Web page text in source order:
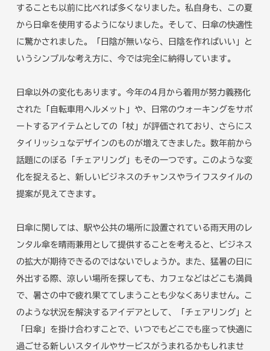
することも以前に比べれば多くなりました。私自身も、この夏
から日傘を使用するようになりました。そして、日傘の快適性
に驚かされました。「日陰が無いなら、日陰を作ればいい」と
いうシンプルな考え方に、今では完全に納得しています。
日傘以外の変化もあります。今年の4月から着用が努力義務化
された「自転車用ヘルメット」や、日常のウォーキングをサポ
ートするアイテムとしての「杖」が評価されており、さらにス
タイリッシュなデザインのものが増えてきました。数年前から
話題にのぼる「チェアリング」もその一つです。このような変
化を捉えると、新しいビジネスのチャンスやライフスタイルの
提案が見えてきます。
日傘に関しては、駅や公共の場所に設置されている雨天用のレ
ンタル傘を晴雨兼用として提供することを考えると、ビジネス
の拡大が期待できるのではないでしょうか。また、猛暑の日に
外出する際、涼しい場所を探しても、カフェなどはどこも満員
で、暑さの中で疲れ果ててしまうことも少なくありません。こ
のような状況を解決するアイデアとして、「チェアリング」と
「日傘」を掛け合わすことで、いつでもどこでも座って快適に
過ごせる新しいスタイルやサービスがうまれるかもしれませ